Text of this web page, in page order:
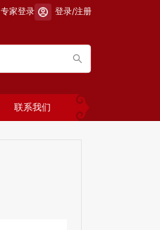
专家登录 登录/注册
联系我们